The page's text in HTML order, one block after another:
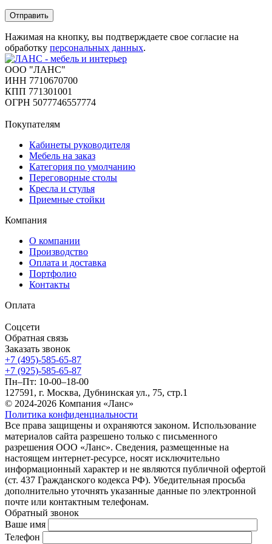
Отправить
Нажимая на кнопку, вы подтверждаете свое согласие на
обработку персональных данных.
ООО "ЛАНС"
ИНН 7710670700
КПП 771301001
ОГРН 5077746557774
Покупателям
Кабинеты руководителя
Мебель на заказ
Категория по умолчанию
Переговорные столы
Кресла и стулья
Приемные стойки
Компания
О компании
Производство
Оплата и доставка
Портфолио
Контакты
Оплата
Соцсети
Обратная связь
Заказать звонок
+7 (495)-585-65-87
+7 (925)-585-65-87
Пн–Пт: 10-00–18-00
127591, г. Москва, Дубнинская ул., 75, стр.1
© 2024-2026 Компания «Ланс»
Политика конфиденциальности
Все права защищены и охраняются законом. Использование
материалов сайта разрешено только с письменного
разрешения ООО «Ланс». Сведения, размещенные на
настоящем интернет-ресурсе, носят исключительно
информационный характер и не являются публичной офертой
(ст. 437 Гражданского кодекса РФ). Убедительная просьба
дополнительно уточнять указанные данные по электронной
почте или контактным телефонам.
Обратный звонок
Ваше имя
Телефон